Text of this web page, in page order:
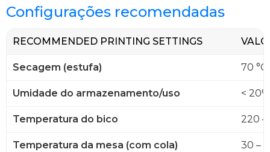
Configurações recomendadas
RECOMMENDED PRINTING SETTINGS
Secagem (estufa) 70
Umidade do armazenamento/uso <
Temperatura do bico 220 –
Temperatura da mesa (com cola) 30 –